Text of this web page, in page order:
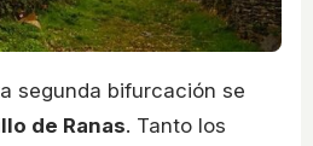
segunda bifurcación se
de Ranas. Tanto los